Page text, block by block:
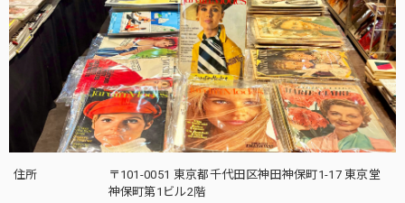
住所
〒101-0051 東京都千代田区神田神保町1-17 東京堂
神保町第1ビル2階